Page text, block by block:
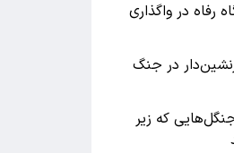
رفاه در واگذاری
سرنشین‌دار در جنگ
که زیر